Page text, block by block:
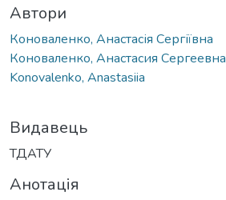
Автори
Коноваленко, Анастасія Сергіївна
Коноваленко, Анастасия Сергеевна
Konovalenko, Anastasiia
Видавець
ТДАТУ
Анотація